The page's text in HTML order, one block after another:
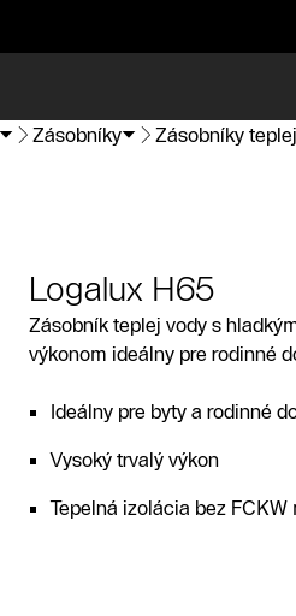
Zásobníky Zásobníky
Logalux H65
Zásobník teplej vody s
výkonom ideálny pre rodinné
Ideálny pre byty a rodinné
Vysoký trvalý výkon
Tepelná izolácia bez